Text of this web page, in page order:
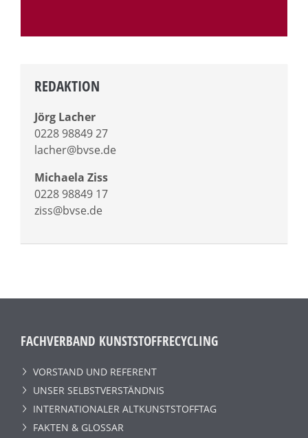
REDAKTION
Jörg Lacher
0228 98849 27
lacher@bvse.de
Michaela Ziss
0228 98849 17
ziss@bvse.de
FACHVERBAND KUNSTSTOFFRECYCLING
VORSTAND UND REFERENT
UNSER SELBSTVERSTÄNDNIS
INTERNATIONALER ALTKUNSTSTOFFTAG
FAKTEN & GLOSSAR